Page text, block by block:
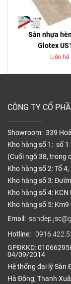
Sàn nhựa
Glotex
Liên hệ
CÔNG TY CỔ
Showroom: 339
Kho hàng số 1: số
(Cuối ngõ 38, trong
Kho hàng số 2: Tổ
Kho hàng số 3:
Kho hàng số 4:
Kho hàng số 5:
Email:
Hotline:
GPĐKKD:
04/09/2014
Hệ thống đại lý Sàn
Hà Đông, Thanh